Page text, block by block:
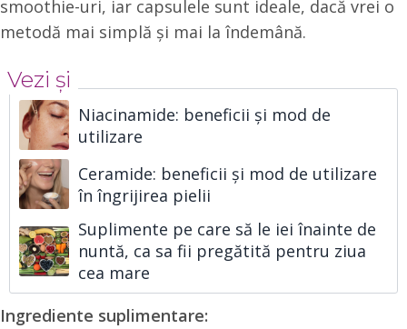
smoothie-uri, iar capsulele sunt ideale, dacă vrei o
metodă mai simplă și mai la îndemână.
Vezi și
Niacinamide: beneficii și mod de
utilizare
Ceramide: beneficii și mod de utilizare
în îngrijirea pielii
Suplimente pe care să le iei înainte de
nuntă, ca sa fii pregătită pentru ziua
cea mare
Ingrediente suplimentare: